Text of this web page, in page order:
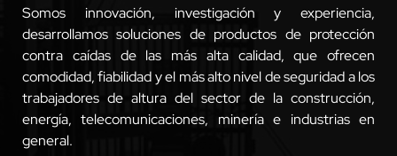
Somos innovación, investigación y experiencia,
desarrollamos soluciones de productos de protección
contra caídas de las más alta calidad, que ofrecen
comodidad, fiabilidad y el más alto nivel de seguridad a los
trabajadores de altura del sector de la construcción,
energía, telecomunicaciones, minería e industrias en
general.